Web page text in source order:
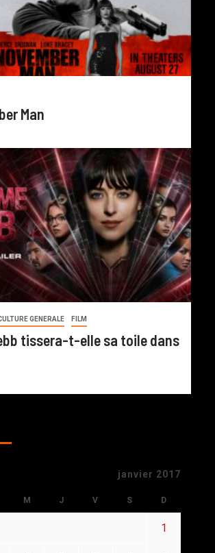
Man
GENERALE FILM
tissera-t-elle sa toile dans
janvier 2017
M J V S D
1